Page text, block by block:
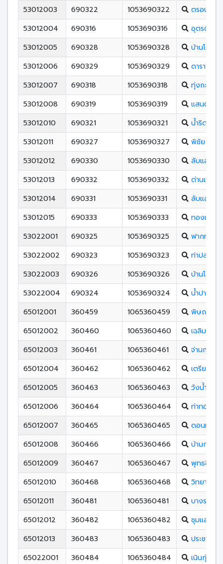
53012003
690322 1053690322
ตรอนตรีสิ
53012004
690316 1053690316
อุตรดิตถ์
53012005
690328 1053690328
บ้านโคนพิ
53012006
690329 1053690329
ดาราพิทย
53012007
690318 1053690318
ทุ่งกะโล่วิ
53012008
690319 1053690319
แสนตอวิท
53012010
690321 1053690321
น้ำริดวิทยา
53012011
690327 1053690327
พิชัย
53012012
690330 1053690330
ลับแลศรีวิ
53012013
690332 1053690332
ด่านแม่ค
53012014
690331 1053690331
ลับแลพิท
53012015
690333 1053690333
ทองแสนขั
53022001
690325 1053690325
ฟากท่าวิท
53022002
690323 1053690323
ท่าปลาปร
53022003
690326 1053690326
บ้านโคกวิ
53022004
690324 1053690324
น้ำปาดชนู
65012001
360459 1065360459
พิษณุโลก
65012002
360460 1065360460
เฉลิมขวัญ
65012003
360461 1065360461
จ่านกร้อง
65012004
360462 1065360462
เตรียมอุด
65012005
360463 1065360463
วังน้ำคู้ศึก
65012006
360464 1065360464
ท่าทองพิ
65012007
360465 1065360465
ดอนทอง
65012008
360466 1065360466
บ้านกร่าง
65012009
360467 1065360467
พุทธชินรา
65012010
360468 1065360468
วิทยาศา
65012011
360481 1065360481
บางระกำ
65012012
360482 1065360482
ชุมแสงส
65012013
360483 1065360483
ประชาสงเ
65022001
360484 1065360484
เนินกุ่มวิท